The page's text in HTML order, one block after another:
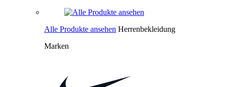
Alle Produkte ansehen Herrenbekleidung
Marken